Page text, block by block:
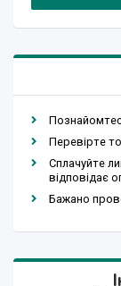
Перевірте
Сплачуйте
відповідає
Бажано